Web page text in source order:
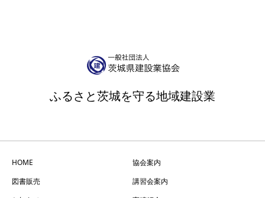
ふるさと茨城を守る地域建設業
HOME
協会案内
図書販売
講習会案内